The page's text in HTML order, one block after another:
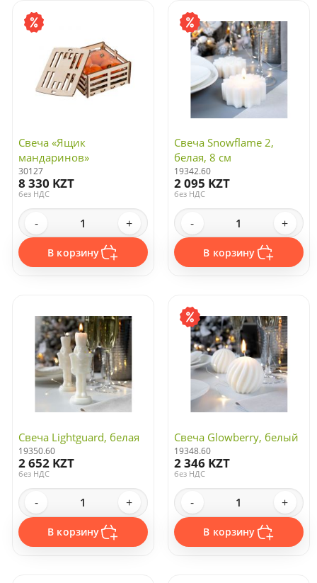
Новогодние гирлянды и светильники
Сувениры с новогодней символикой
Свеча «Ящик
мандаринов»
30127
8 330 KZT
без НДС
- +
В корзину
Свеча Snowflame 2,
белая, 8 см
19342.60
2 095 KZT
без НДС
- +
В корзину
Свеча Lightguard, белая
19350.60
2 652 KZT
без НДС
- +
В корзину
Свеча Glowberry, белый
19348.60
2 346 KZT
без НДС
- +
В корзину